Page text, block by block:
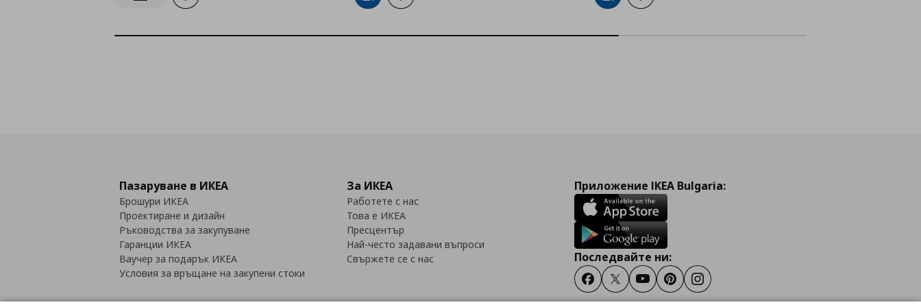
Пазаруване в ИКЕА
Брошури ИКЕА
Проектиране и дизайн
Ръководства за закупуване
Гаранции ИКЕА
Ваучер за подарък ИКЕА
Условия за връщане на закупени стоки
За ИКЕА
Работете с нас
Това е ИКЕА
Пресцентър
Най-често задавани въпроси
Свържете се с нас
Приложение IKEA Bulgaria:
Последвайте ни:
FacebookTwitterYoutubePinterestInstagram